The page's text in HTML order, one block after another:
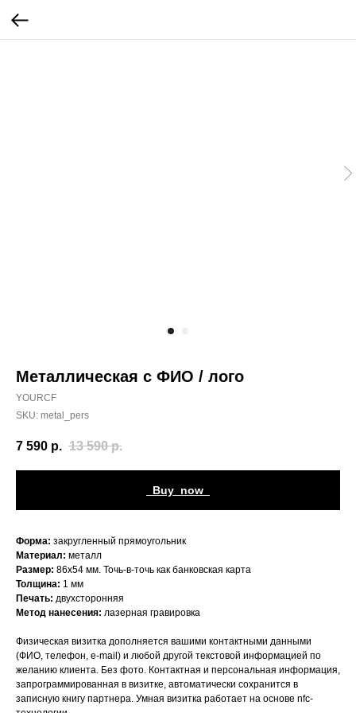
Металлическая с ФИО / лого
YOURCF
SKU: metal_pers
7 590 р. 13 590 р.
_Buy_now_
Форма: закругленный прямоугольник
Материал: металл
Размер: 86х54 мм. Точь-в-точь как банковская карта
Толщина: 1 мм
Печать: двухсторонняя
Метод нанесения: лазерная гравировка
Физическая визитка дополняется вашими контактными данными
(ФИО, телефон, e-mail) и любой другой текстовой информацией по
желанию клиента. Без фото. Контактная и персональная информация,
запрограммированная в визитке, автоматически сохранится в
записную книгу партнера. Умная визитка работает на основе nfc-